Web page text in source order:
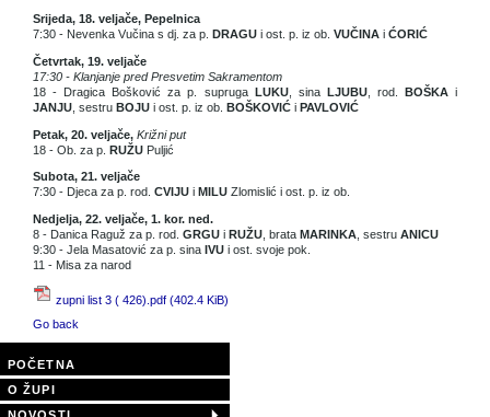
Srijeda, 18. veljače, Pepelnica
7:30 - Nevenka Vučina s dj. za p. DRAGU i ost. p. iz ob. VUČINA i ĆORIĆ
Četvrtak, 19. veljače
17:30 - Klanjanje pred Presvetim Sakramentom
18 - Dragica Bošković za p. supruga LUKU, sina LJUBU, rod. BOŠKAi
JANJU , sestru BOJU i ost. p. iz ob. BOŠKOVIĆ i PAVLOVIĆ
Petak, 20. veljače, Križni put
18 - Ob. za p. RUŽU Puljić
Subota, 21. veljače
7:30 - Djeca za p. rod. CVIJU i MILU Zlomislić i ost. p. iz ob.
Nedjelja, 22. veljače, 1. kor. ned.
8 - Danica Raguž za p. rod. GRGU i RUŽU , brata MARINKA , sestru ANICU
9:30 - Jela Masatović za p. sina IVU i ost. svoje pok.
11 - Misa za narod
zupni list 3 ( 426).pdf (402.4 KiB)
Go back
POČETNA
O ŽUPI